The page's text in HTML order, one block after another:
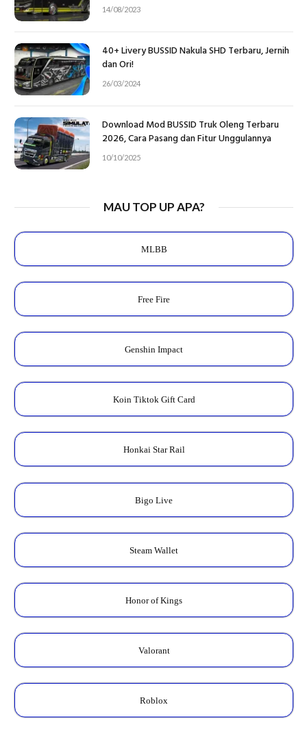
14/08/2023
40+ Livery BUSSID Nakula SHD Terbaru, Jernih
dan Ori!
26/03/2024
Download Mod BUSSID Truk Oleng Terbaru
2026, Cara Pasang dan Fitur Unggulannya
10/10/2025
MAU TOP UP APA?
MLBB
Free Fire
Genshin Impact
Koin Tiktok Gift Card
Honkai Star Rail
Bigo Live
Steam Wallet
Honor of Kings
Valorant
Roblox